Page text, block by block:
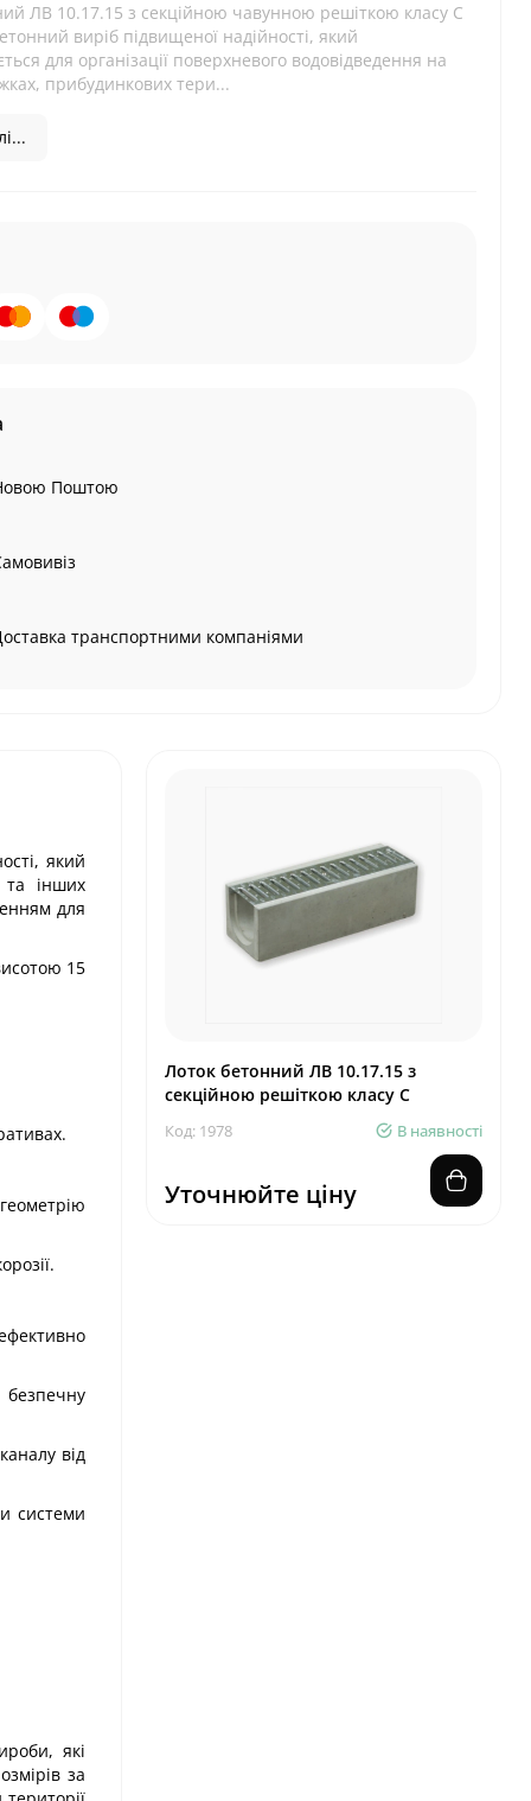
ЛВ 10.17.15 з секційною чавунною решіткою класу С
виріб підвищеної надійності, який
для організації поверхневого водовідведення на
прибудинкових тери...
Поштою
транспортними компаніями
який
та інших
для
15
безпечну
від
системи
які
за
Лоток бетонний ЛВ 10.17.15 з
секційною решіткою класу С
Код: 1978 В наявності
Уточнюйте ціну